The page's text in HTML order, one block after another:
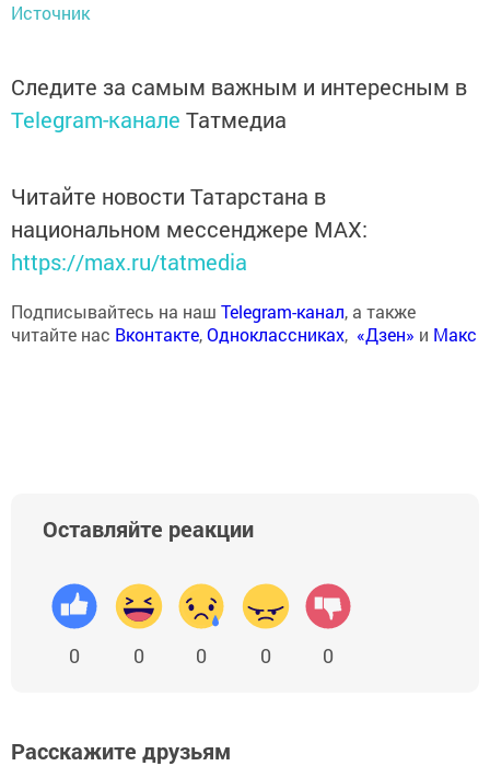
Источник
Следите за самым важным и интересным в
Telegram-канале Татмедиа
Читайте новости Татарстана в
национальном мессенджере MАХ:
https://max.ru/tatmedia
Подписывайтесь на наш Telegram-канал, а также
читайте нас Вконтакте,Одноклассниках, «Дзен» и Макс
Оставляйте реакции
0 0 0 0 0
Расскажите друзьям